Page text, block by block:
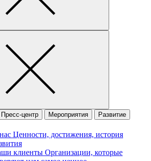
Пресс-центр Мероприятия
Развитие
Ценности, достижения, история
клиенты Организации, которые